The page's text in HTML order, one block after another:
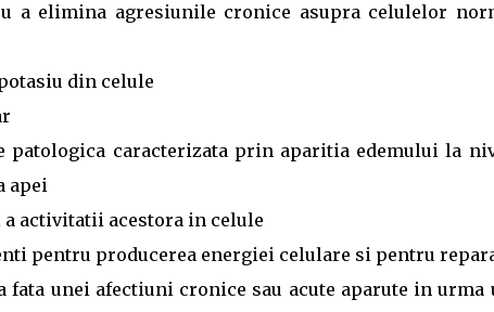
a elimina agresiunile cronice asupra celulelor
din celule
patologica caracterizata prin aparitia edemului la
apei
activitatii acestora in celule
pentru producerea energiei celulare si pentru
fata unei afectiuni cronice sau acute aparute in urma